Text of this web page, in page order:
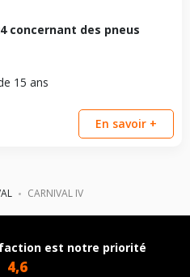
CARNIVAL IV
parfaite compatibilité, nous
le constructeur.
concernant des pneus
15 ans
En savoir +
est notre priorité
4,6